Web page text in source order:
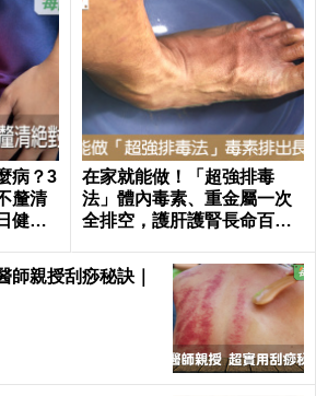
病？3
釐清
健康
在家就能做！「超強排毒
法」體內毒素、重金屬一次
全排空，護肝護腎長命百歲
師親授刮痧秘訣｜